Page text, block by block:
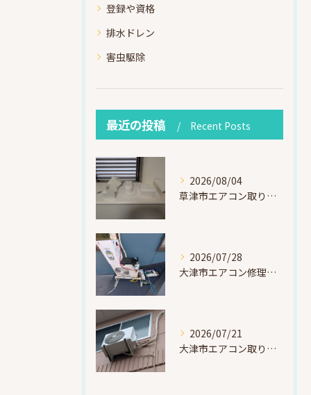
登録や資格
排水ドレン
害虫駆除
最近の投稿 Recent Posts
2026/08/04
草津市エアコン取り付け｜お客様取り外し済・化粧カバー再利用（ダイキン S225ATES・アウルコート草津）
2026/07/28
大津市エアコン修理｜冷媒漏れを特定！高所作業で東芝RAS-F221ARTを修理・ガスチャージ
2026/07/21
大津市エアコン取り付け｜他社で断られたマンション3階の壁面アングル高所作業（ハイセンス HA-J22H-W・プレジーオビワコ）